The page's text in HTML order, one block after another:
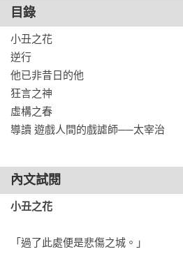
庭葉藏的心路歷程，又狡猾地悄悄偷
密。這部作品，文體特殊，除主角外
明，並將自我丑角化以述挫折之悲，
我否定與自嘲式的自我肯定中輪番登
責中撕裂的心情。
本書收錄太宰治前期作品，包含第一
行〉；太宰治鎌倉自縊未遂後發表的
之花＞、＜狂言之神＞、＜虛構之春
「虛構的徬徨」發表。在虛實之間，
時而浮現太宰自我的影子，彷彿低喃
狀態，湧現更深刻的理解。
目錄
小丑之花
逆行
他已非昔日的他
狂言之神
虛構之春
導讀 遊戲人間的戲謔師──太宰治
內文試閱
小丑之花
「過了此處便是悲傷之城。」